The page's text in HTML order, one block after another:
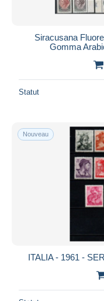
Siracusana
Gomma
Statut
Nouveau
ITALIA - 1961 -